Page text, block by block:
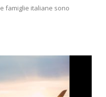
famiglie italiane sono